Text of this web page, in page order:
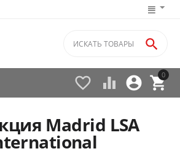
0


 

Madrid LSA